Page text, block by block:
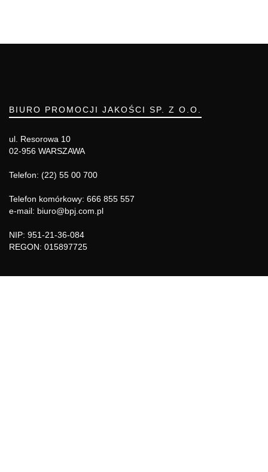
BIURO PROMOCJI JAKOŚCI SP. Z O.O.
ul. Resorowa 10
02-956 WARSZAWA
Telefon: (22) 55 00 700
Telefon komórkowy: 666 855 557
e-mail: biuro@bpj.com.pl
NIP: 951-21-36-084
REGON: 015897725